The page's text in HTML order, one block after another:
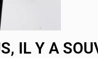
IL Y A